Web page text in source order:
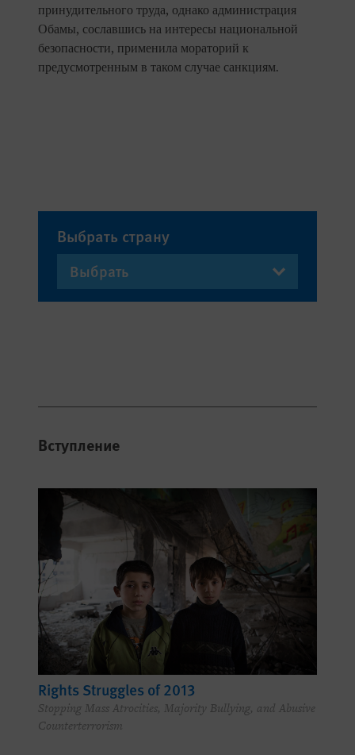
Вступление
Rights Struggles of 2013
Stopping Mass Atrocities, Majority Bullying, and Abusive
Counterterrorism
принудительного труда, однако администрация
Обамы, сославшись на интересы национальной
безопасности, применила мораторий к
предусмотренным в таком случае санкциям.
Выбрать страну